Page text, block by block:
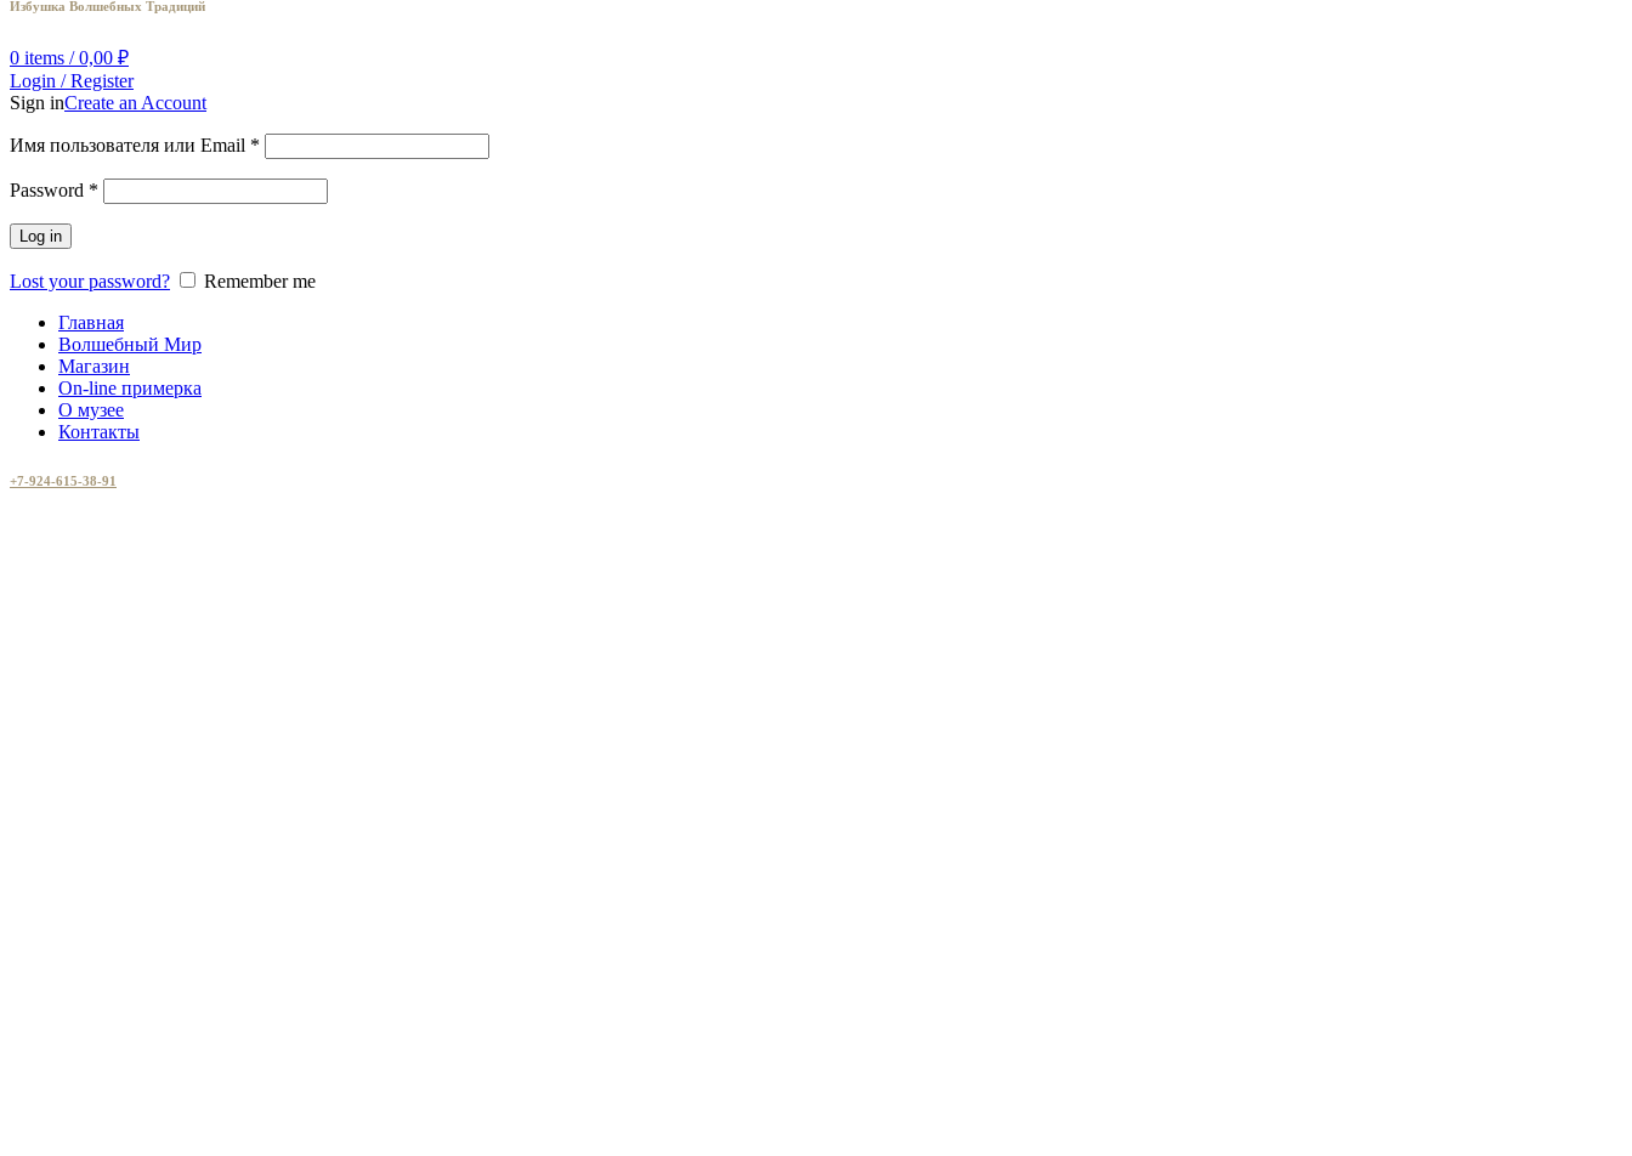
Избушка Волшебных Традиций
0 items / 0,00 ₽
Login / Register
Sign inCreate an Account
Имя пользователя или Email *
Password *
Log in
Lost your password?
Remember me
Главная
Волшебный Мир
Магазин
On-line примерка
О музее
Контакты
+7-924-615-38-91